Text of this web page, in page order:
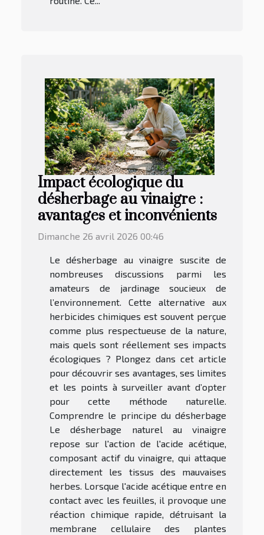
Impact écologique du
désherbage au vinaigre :
avantages et inconvénients
Dimanche 26 avril 2026 00:46
Le désherbage au vinaigre suscite de
nombreuses discussions parmi les
amateurs de jardinage soucieux de
l’environnement. Cette alternative aux
herbicides chimiques est souvent perçue
comme plus respectueuse de la nature,
mais quels sont réellement ses impacts
écologiques ? Plongez dans cet article
pour découvrir ses avantages, ses limites
et les points à surveiller avant d’opter
pour cette méthode naturelle.
Comprendre le principe du désherbage
Le désherbage naturel au vinaigre
repose sur l'action de l'acide acétique,
composant actif du vinaigre, qui attaque
directement les tissus des mauvaises
herbes. Lorsque l'acide acétique entre en
contact avec les feuilles, il provoque une
réaction chimique rapide, détruisant la
membrane cellulaire des plantes